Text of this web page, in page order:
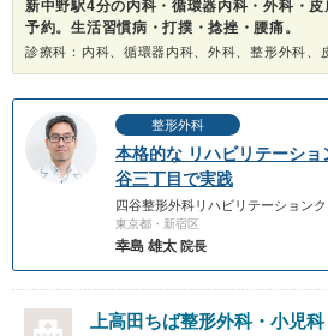
新中野駅4分の内科・循環器内科・外科・
予約。生活習慣病・打撲・捻挫・腰痛。
診療科：内科、循環器内科、外科、整形外科、
整形外科
本格的な リハビリテーショ
谷三丁目で実践
四谷整形外科リハビリテーション
東京都・新宿区
幸島 雄太 院長
上高田ちば整形外科・小児科